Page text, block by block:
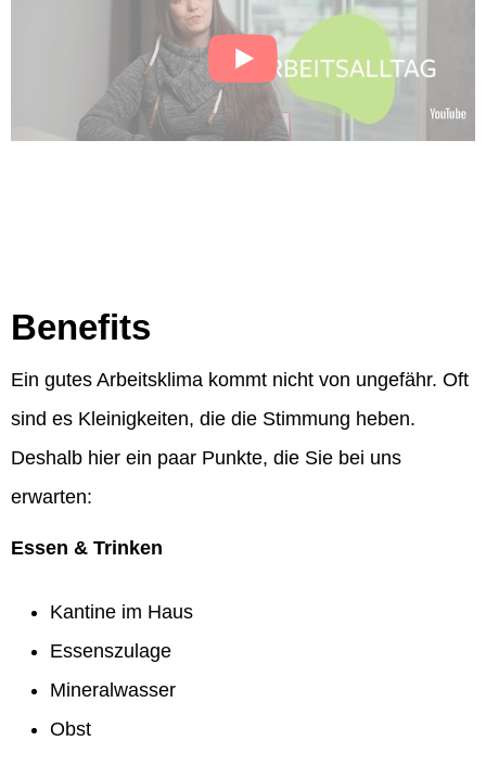
Benefits
Ein gutes Arbeitsklima kommt nicht von ungefähr. Oft
sind es Kleinigkeiten, die die Stimmung heben.
Deshalb hier ein paar Punkte, die Sie bei uns
erwarten:
Essen & Trinken
Kantine im Haus
Essenszulage
Mineralwasser
Obst